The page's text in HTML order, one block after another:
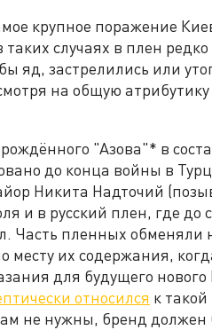
крупное поражение
случаях в плен
яд, застрелились или
на общую
"Азова"* в
до конца войны в
Никита Надточий
и в русский плен, где до
Часть пленных обменяли
месту их содержания,
для будущего нового
относился к
не нужны, бренд